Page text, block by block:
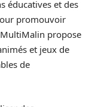
éducatives et des
promouvoir
MultiMalin propose
et jeux de
de